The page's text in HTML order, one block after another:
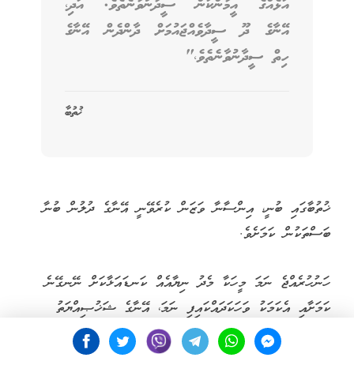
އަޅެއްގެ އީމާންކަން ސީދާނުވާނެތެވެ. އަދި،
އޭނާގެ ދޫ ސީދާވެއްޖައުމަށް ދާންދެން އޭނާގެ
ހިތް ސީދާނުވާނެތެވެ،"
ޚުތުބާ
ޚުތުބާގައި ބުނީ، އިންސާނާ ވަޒަން ކުރެވޭނީ އޭނާގެ ދުލުން ބުނާ
ބަސްތަކުން ކަމަށެވެ.
ހަނުހުރެއްޖެ ނަމަ މީހަކާ މެދު ނިޔާއެއް ކަނޑައަޅާކަށް ނޭނގޭނެ
ކަމަށާއި އެކަމަކު ވަހަކަދައްކައިފި ނަމަ، އޭނާގެ ޝަޚުޞިއްޔަތު
ފާޅުވާނެ ކަމަށާއި ހަރުދަނާކަމާއި ދޯހަޅިކަން ފެނިގެން ދާނެ ކަމަށް
ޚުތުބާގައި ބުންޏެވެ.